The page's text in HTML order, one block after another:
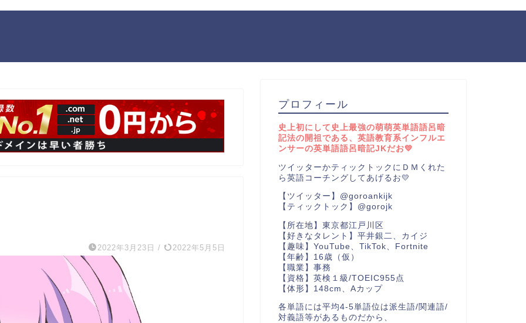
2022年3月23日 / 2022年5月5日
プロフィール
史上初にして史上最強の萌萌英単語語呂暗
記法の開祖である、英語教育系インフルエ
ンサーの英単語語呂暗記JKだお💛
ツイッターかティックトックにＤＭくれた
ら英語コーチングしてあげるお💛
【ツイッター】@goroankijk
【ティックトック】@gorojk
【所在地】東京都江戸川区
【好きなタレント】平井銀二、カイジ
【趣味】YouTube、TikTok、Fortnite
【年齢】16歳（仮）
【職業】事務
【資格】英検１級/TOEIC955点
【体形】148cm、Aカップ
各単語には平均4-5単語位は派生語/関連語/
対義語等があるものだから、